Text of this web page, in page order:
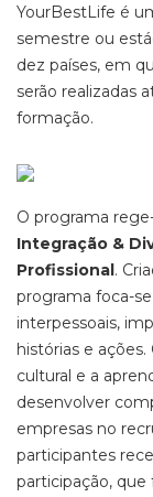
YourBestLife é
semestre ou
dez países, em
serão realizadas
formação.
O programa
Integração &
Profissional.
programa foca-
interpessoais,
histórias e
cultural e a
desenvolver
empresas no
participantes
participação, que